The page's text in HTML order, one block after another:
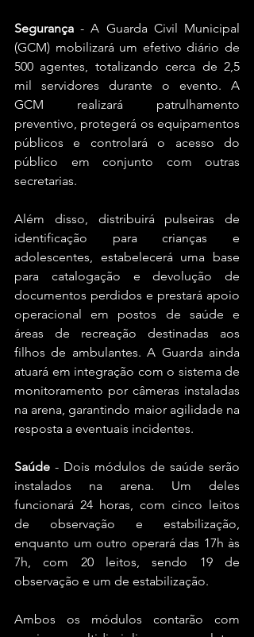
Segurança - A Guarda Civil Municipal
(GCM) mobilizará um efetivo diário de
500 agentes, totalizando cerca de 2,5
mil servidores durante o evento. A
GCM realizará patrulhamento
preventivo, protegerá os equipamentos
públicos e controlará o acesso do
público em conjunto com outras
secretarias.
Além disso, distribuirá pulseiras de
identificação para crianças e
adolescentes, estabelecerá uma base
para catalogação e devolução de
documentos perdidos e prestará apoio
operacional em postos de saúde e
áreas de recreação destinadas aos
filhos de ambulantes. A Guarda ainda
atuará em integração com o sistema de
monitoramento por câmeras instaladas
na arena, garantindo maior agilidade na
resposta a eventuais incidentes.
Saúde - Dois módulos de saúde serão
instalados na arena. Um deles
funcionará 24 horas, com cinco leitos
de observação e estabilização,
enquanto um outro operará das 17h às
7h, com 20 leitos, sendo 19 de
observação e um de estabilização.
Ambos os módulos contarão com